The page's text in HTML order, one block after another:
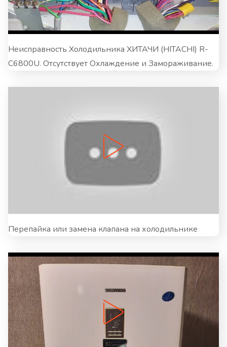
Неисправность Холодильника ХИТАЧИ (HITACHI) R-
C6800U. Отсутствует Охлаждение и Замораживание.
Перепайка или замена клапана на холодильнике